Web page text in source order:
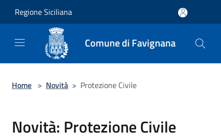
Regione Siciliana
Comune di Favignana
Home > Novità > Protezione Civile
Novità: Protezione Civile